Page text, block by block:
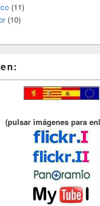
(11)
(10)
(pulsar imágenes para